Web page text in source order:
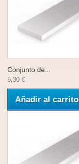
Conjunto de...
5,30 €
Añadir al carrito